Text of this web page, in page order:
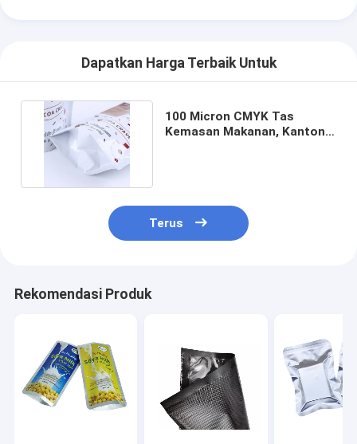
Dapatkan Harga Terbaik Untuk
100 Micron CMYK Tas
Kemasan Makanan, Kantong
Terus
Rekomendasi Produk